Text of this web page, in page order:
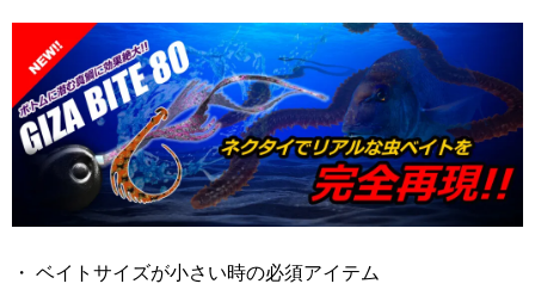
・ ベイトサイズが小さい時の必須アイテム